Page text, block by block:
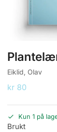
Eiklid, Olav
kr 80
Kun 1 på
Brukt